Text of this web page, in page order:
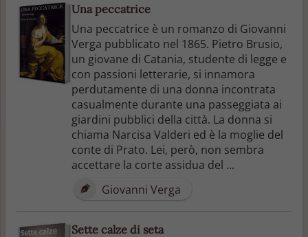
Una peccatrice
Una peccatrice è un romanzo di Giovanni
Verga pubblicato nel 1865. Pietro Brusio,
un giovane di Catania, studente di legge e
con passioni letterarie, si innamora
perdutamente di una donna incontrata
casualmente durante una passeggiata ai
giardini pubblici della città. La donna si
chiama Narcisa Valderi ed è la moglie del
conte di Prato. Lei, però, non sembra
accettare la corte assidua del ...
Giovanni Verga
Sette calze di seta